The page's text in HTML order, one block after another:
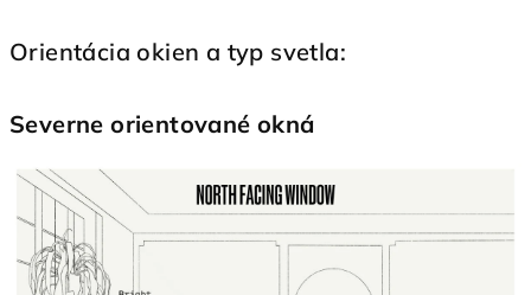
Orientácia okien a typ svetla:
Severne orientované okná